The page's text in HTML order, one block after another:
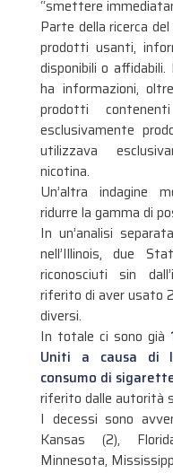
“smettere
Parte della ricerca
prodotti usanti,
disponibili o
ha informazioni,
prodotti
esclusivamente
utilizzava
nicotina.
Un’altra indagine
ridurre la gamma di
In un’analisi
nell’Illinois, due
riconosciuti sin
riferito di aver usato
diversi.
In totale ci sono già
Uniti a causa di
consumo di
riferito dalle autorità
I decessi sono
Kansas (2),
Minnesota,